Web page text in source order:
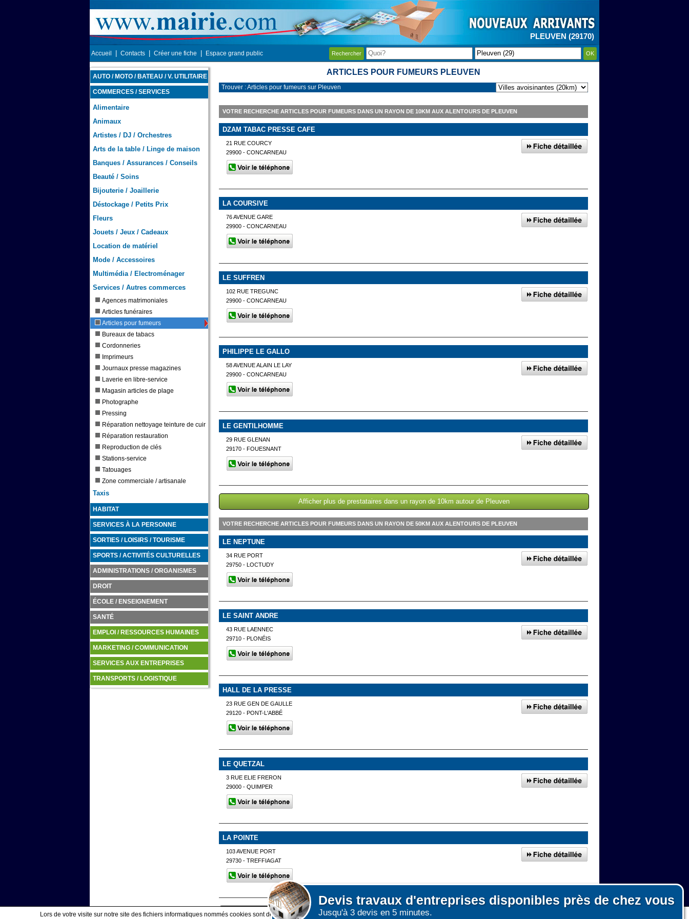
PLEUVEN (29170)
Accueil Contacts Créer une fiche Espace grand public Rechercher OK
AUTO / MOTO / BATEAU / V. UTILITAIRE
COMMERCES / SERVICES
Alimentaire
Animaux
Artistes / DJ / Orchestres
Arts de la table / Linge de maison
Banques / Assurances / Conseils
Beauté / Soins
Bijouterie / Joaillerie
Déstockage / Petits Prix
Fleurs
Jouets / Jeux / Cadeaux
Location de matériel
Mode / Accessoires
Multimédia / Electroménager
Services / Autres commerces
Agences matrimoniales
Articles funéraires
Articles pour fumeurs
Bureaux de tabacs
Cordonneries
Imprimeurs
Journaux presse magazines
Laverie en libre-service
Magasin articles de plage
Photographe
Pressing
Réparation nettoyage teinture de cuir
Réparation restauration
Reproduction de clés
Stations-service
Tatouages
Zone commerciale / artisanale
Taxis
HABITAT
SERVICES À LA PERSONNE
SORTIES / LOISIRS / TOURISME
SPORTS / ACTIVITÉS CULTURELLES
ADMINISTRATIONS / ORGANISMES
DROIT
ÉCOLE / ENSEIGNEMENT
SANTÉ
EMPLOI / RESSOURCES HUMAINES
MARKETING / COMMUNICATION
SERVICES AUX ENTREPRISES
TRANSPORTS / LOGISTIQUE
ARTICLES POUR FUMEURS PLEUVEN
Devis travaux d'entreprises disponibles près de chez vous
Jusqu'à 3 devis en 5 minutes.
Trouver : Articles pour fumeurs sur Pleuven
VOTRE RECHERCHE ARTICLES POUR FUMEURS DANS UN RAYON DE 10KM AUX ALENTOURS DE PLEUVEN
DZAM TABAC PRESSE CAFE
21 RUE COURCY
29900 - CONCARNEAU
LA COURSIVE
76 AVENUE GARE
29900 - CONCARNEAU
LE SUFFREN
102 RUE TREGUNC
29900 - CONCARNEAU
PHILIPPE LE GALLO
58 AVENUE ALAIN LE LAY
29900 - CONCARNEAU
LE GENTILHOMME
29 RUE GLENAN
29170 - FOUESNANT
Afficher plus de prestataires dans un rayon de 10km autour de Pleuven
VOTRE RECHERCHE ARTICLES POUR FUMEURS DANS UN RAYON DE 50KM AUX ALENTOURS DE PLEUVEN
LE NEPTUNE
34 RUE PORT
29750 - LOCTUDY
LE SAINT ANDRE
43 RUE LAENNEC
29710 - PLONÉIS
HALL DE LA PRESSE
23 RUE GEN DE GAULLE
29120 - PONT-L'ABBÉ
LE QUETZAL
3 RUE ELIE FRERON
29000 - QUIMPER
LA POINTE
103 AVENUE PORT
29730 - TREFFIAGAT
Afficher plus de prestataires dans un rayon de 50km autour de Pleuven
Lors de votre visite sur notre site des fichiers informatiques nommés cookies sont déposés sur votre terminal. Ces cookies sont utilisés pour la navigation, le fonctionnement du site et les mesures d'audience pour l'éditeur.